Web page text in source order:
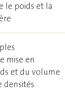
le poids et la
mise en
et du volume
densités